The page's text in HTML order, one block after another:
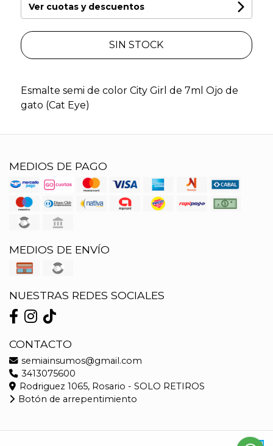
Ver cuotas y descuentos
SIN STOCK
Esmalte semi de color City Girl de 7ml Ojo de
gato (Cat Eye)
MEDIOS DE PAGO
MEDIOS DE ENVÍO
NUESTRAS REDES SOCIALES
CONTACTO
semiainsumos@gmail.com
3413075600
Rodriguez 1065, Rosario - SOLO RETIROS
Botón de arrepentimiento